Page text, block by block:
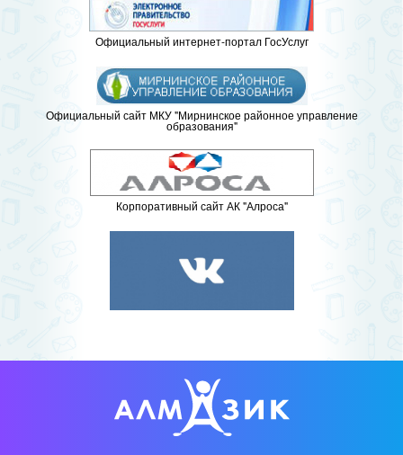
Официальный интернет-портал ГосУслуг
Официальный сайт МКУ "Мирнинское районное управление
образования"
Корпоративный сайт АК "Алроса"